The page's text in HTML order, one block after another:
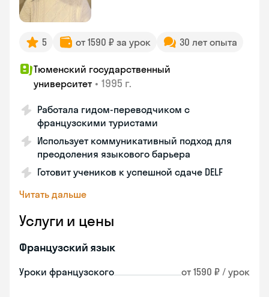
5 от 1590 ₽ за урок 30 лет опыта
Тюменский государственный
университет • 1995 г.
Работала гидом-переводчиком с
французскими туристами
Использует коммуникативный подход для
преодоления языкового барьера
Готовит учеников к успешной сдаче DELF
Читать дальше
Услуги и цены
Французский язык
Уроки французского от 1590 ₽ / урок